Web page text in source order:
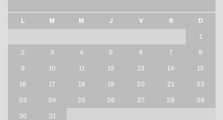
L M M J V S D
1
2 3 4 5 6 7 8
9 10 11 12 13 14 15
16 17 18 19 20 21 22
23 24 25 26 27 28 29
30
31